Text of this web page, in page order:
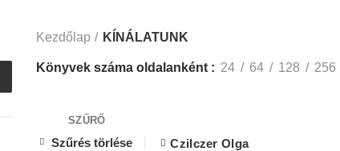
Kezdőlap KÍNÁLATUNK
Könyvek száma oldalanként 24 64 128 256
SZŰRŐ
Szűrés törlése Czilczer Olga